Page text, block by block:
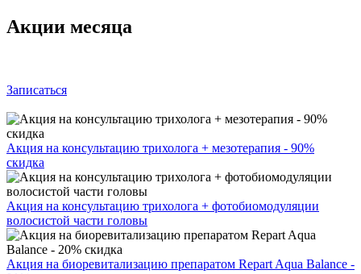
Акции месяца
Записаться
Акция на консультацию трихолога + мезотерапия - 90%
скидка
Акция на консультацию трихолога + фотобиомодуляции
волосистой части головы
Акция на биоревитализацию препаратом Repart Aqua Balance -